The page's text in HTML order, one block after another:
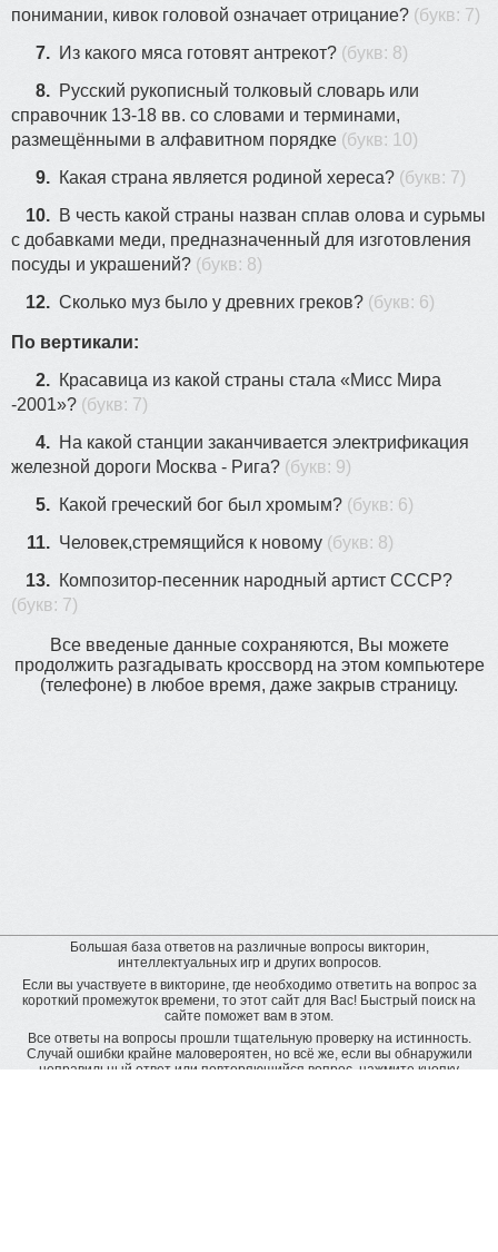
понимании, кивок головой означает отрицание? (букв: 7)
7. Из какого мяса готовят антрекот? (букв: 8)
8. Русский рукописный толковый словарь или
справочник 13-18 вв. со словами и терминами,
размещёнными в алфавитном порядке (букв: 10)
9. Какая страна является родиной хереса? (букв: 7)
10. В честь какой страны назван сплав олова и сурьмы
с добавками меди, предназначенный для изготовления
посуды и украшений? (букв: 8)
12. Сколько муз было у древних греков? (букв: 6)
По вертикали:
2. Красавица из какой страны стала «Мисс Мира
-2001»? (букв: 7)
4. На какой станции заканчивается электрификация
железной дороги Москва - Рига? (букв: 9)
5. Какой греческий бог был хромым? (букв: 6)
11. Человек,стремящийся к новому (букв: 8)
13. Композитор-песенник народный артист СССР?
(букв: 7)
Все введеные данные сохраняются, Вы можете
продолжить разгадывать кроссворд на этом компьютере
(телефоне) в любое время, даже закрыв страницу.
Большая база ответов на различные вопросы викторин,
интеллектуальных игр и других вопросов.
Если вы участвуете в викторине, где необходимо ответить на вопрос за
короткий промежуток времени, то этот сайт для Вас! Быстрый поиск на
сайте поможет вам в этом.
Все ответы на вопросы прошли тщательную проверку на истинность.
Случай ошибки крайне маловероятен, но всё же, если вы обнаружили
неправильный ответ или повторяющийся вопрос, нажмите кнопку